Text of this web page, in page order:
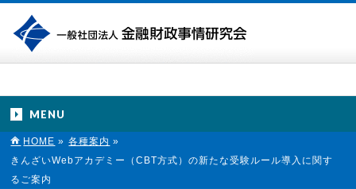
MENU
HOME » 各種案内 »
きんざいWebアカデミー（CBT方式）の新たな受験ルール導入に関す
るご案内